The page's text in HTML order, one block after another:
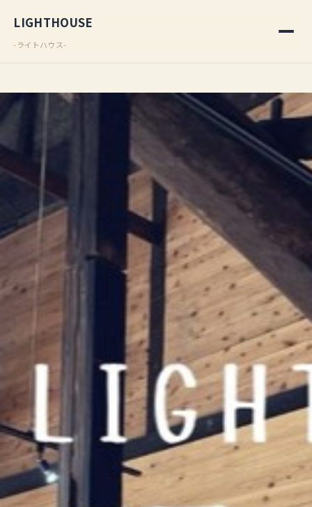
LIGHTHOUSE
-ライトハウス-